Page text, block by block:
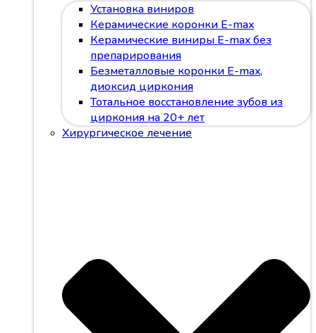
Установка виниров
Керамические коронки E-max
Керамические виниры E-max без
препарирования
Безметалловые коронки Е-max,
диоксид циркония
Тотальное восстановление зубов из
циркония на 20+ лет
Хирургическое лечение